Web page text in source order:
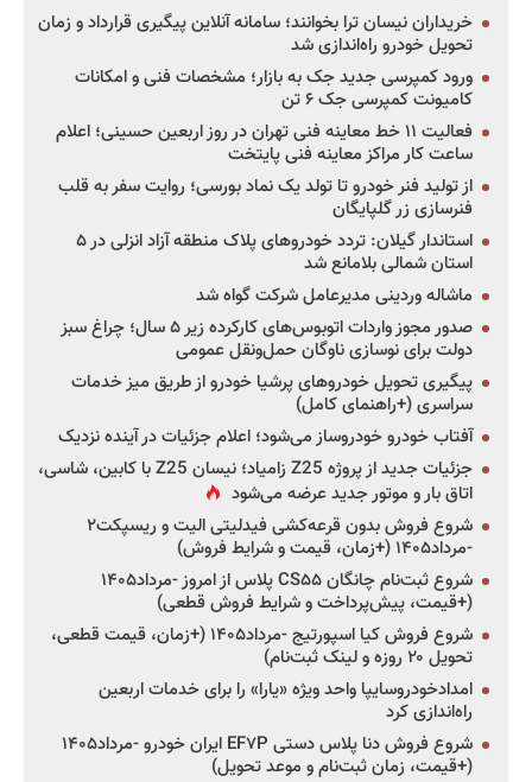
خریداران نیسان ترا بخوانند؛ سامانه آنلاین پیگیری قرارداد و زمان
تحویل خودرو راه‌اندازی شد
ورود کمپرسی جدید جک به بازار؛ مشخصات فنی و امکانات
کامیونت کمپرسی جک ۶ تن
فعالیت ۱۱ خط معاینه فنی تهران در روز اربعین حسینی؛ اعلام
ساعت کار مراکز معاینه فنی پایتخت
از تولید فنر خودرو تا تولد یک نماد بورسی؛ روایت سفر به قلب
فنرسازی زر گلپایگان
استاندار گیلان: تردد خودروهای پلاک منطقه آزاد انزلی در ۵
استان شمالی بلامانع شد
ماشاله وردینی مدیرعامل شرکت گواه شد
صدور مجوز واردات اتوبوس‌های کارکرده زیر ۵ سال؛ چراغ سبز
دولت برای نوسازی ناوگان حمل‌ونقل عمومی
پیگیری تحویل خودروهای پرشیا خودرو از طریق میز خدمات
سراسری (+راهنمای کامل)
آفتاب خودرو خودروساز می‌شود؛ اعلام جزئیات در آینده نزدیک
جزئیات جدید از پروژه Z25 زامیاد؛ نیسان Z25 با کابین، شاسی،
اتاق بار و موتور جدید عرضه می‌شود
شروع فروش بدون قرعه‌کشی فیدلیتی الیت و ریسپکت۲
-مرداد۱۴۰۵ (+زمان، قیمت و شرایط فروش)
شروع ثبت‌نام چانگان CS۵۵ پلاس از امروز -مرداد۱۴۰۵
(+قیمت، پیش‌پرداخت و شرایط فروش قطعی)
شروع فروش کیا اسپورتیج -مرداد۱۴۰۵ (+زمان، قیمت قطعی،
تحویل ۲۰ روزه و لینک ثبت‌نام)
امدادخودروسایپا واحد ویژه «یارا» را برای خدمات اربعین
راه‌اندازی کرد
شروع فروش دنا پلاس دستی EF۷P ایران خودرو -مرداد۱۴۰۵
(+قیمت، زمان ثبت‌نام و موعد تحویل)